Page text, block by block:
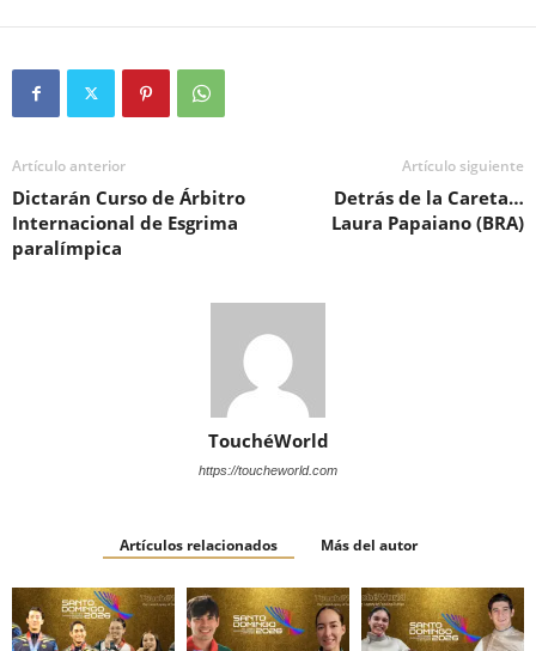
Artículo anterior
Dictarán Curso de Árbitro
Internacional de Esgrima
paralímpica
Artículo siguiente
Detrás de la Careta…
Laura Papaiano (BRA)
TouchéWorld
https://toucheworld.com
Artículos relacionados Más del autor